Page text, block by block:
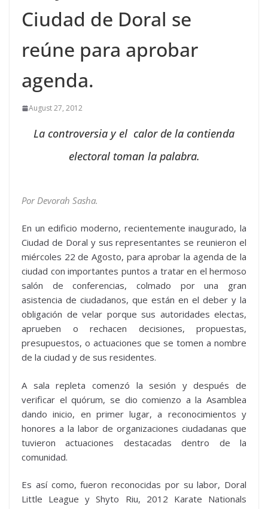
Ciudad de Doral se
reúne para aprobar
agenda.
August 27, 2012
La controversia y el calor de la contienda
electoral toman la palabra.
Por Devorah Sasha.
En un edificio moderno, recientemente inaugurado, la
Ciudad de Doral y sus representantes se reunieron el
miércoles 22 de Agosto, para aprobar la agenda de la
ciudad con importantes puntos a tratar en el hermoso
salón de conferencias, colmado por una gran
asistencia de ciudadanos, que están en el deber y la
obligación de velar porque sus autoridades electas,
aprueben o rechacen decisiones, propuestas,
presupuestos, o actuaciones que se tomen a nombre
de la ciudad y de sus residentes.
A sala repleta comenzó la sesión y después de
verificar el quórum, se dio comienzo a la Asamblea
dando inicio, en primer lugar, a reconocimientos y
honores a la labor de organizaciones ciudadanas que
tuvieron actuaciones destacadas dentro de la
comunidad.
Es así como, fueron reconocidas por su labor, Doral
Little League y Shyto Riu, 2012 Karate Nationals